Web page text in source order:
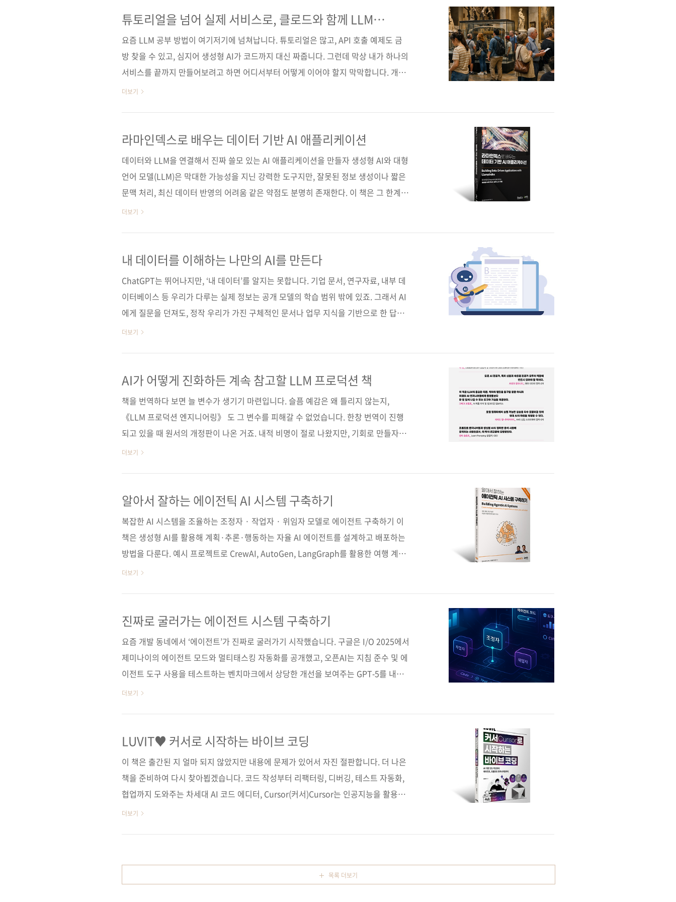
다루며, LLM을 활용한 AI 서비스 개발의 전체 흐름을 경험할 수 있도록 구성했다. 도서
튜토리얼을 넘어 실제 서비스로, 클로드와 함께 LLM
프로젝트 제대로 만드는 책
요즘 LLM 공부 방법이 여기저기에 넘쳐납니다. 튜토리얼은 많고, API 호출 예제도 금
방 찾을 수 있고, 심지어 생성형 AI가 코드까지 대신 짜줍니다. 그런데 막상 내가 하나의
서비스를 끝까지 만들어보려고 하면 어디서부터 어떻게 이어야 할지 막막합니다. 개념
은 알겠는데 흐름이 안 잡히는 상태죠. 《LUVIT♥ 클로드와 함께하는 LLM 프로젝트
이 책의 핵심은 박물관 도슨트 봇 프로젝트입니다. 단순히 API를 호출해 응답을 받는 수
강하고, 나아가 예약을..
더보기
라마인덱스로 배우는 데이터 기반 AI 애플리케이션
데이터와 LLM을 연결해서 진짜 쓸모 있는 AI 애플리케이션을 만들자 생성형 AI와 대형
언어 모델(LLM)은 막대한 가능성을 지닌 강력한 도구지만, 잘못된 정보 생성이나 짧은
문맥 처리, 최신 데이터 반영의 어려움 같은 약점도 분명히 존재한다. 이 책은 그 한계를
극복할 수 있는 검색 증강 생성(RAG)과 LlamaIndex 활용법을 구체적으로 안내하며,
는다. 기본 개념에서 출발해 챗봇과 에이전트 구축, 사용자 정의와 실제 배포 전략까지
더보기
내 데이터를 이해하는 나만의 AI를 만든다
ChatGPT는 뛰어나지만, ‘내 데이터’를 알지는 못합니다. 기업 문서, 연구자료, 내부 데
이터베이스 등 우리가 다루는 실제 정보는 공개 모델의 학습 범위 밖에 있죠. 그래서 AI
에게 질문을 던져도, 정작 우리가 가진 구체적인 문서나 업무 지식을 기반으로 한 답변
은 얻기 어렵습니다. 결국 AI의 잠재력을 제대로 활용하려면, 내 데이터를 이해하고 활
generation, 검색 증강 생성)가 주목받는 이유입니다. 이번에 출간 예정인 《라마인덱
더보기
AI가 어떻게 진화하든 계속 참고할 LLM 프로덕션 책
책을 번역하다 보면 늘 변수가 생기기 마련입니다. 슬픔 예감은 왜 틀리지 않는지,
《LLM 프로덕션 엔지니어링》 도 그 변수를 피해갈 수 없었습니다. 한창 번역이 진행
되고 있을 때 원서의 개정판이 나온 거죠. 내적 비명이 절로 나왔지만, 기회로 만들자고
생각했습니다. 새로 추가된 내용을 담고, 더는 쓸 수 없는 기술은 덜어내고, 코드까지 다
정이 보여주듯이 LLM 분야는 그야말로 숨가쁘게 변하고 있습니다. 불과 몇 년 전만 해
다. 이제는 'AI가 과연 도움..
더보기
알아서 잘하는 에이전틱 AI 시스템 구축하기
복잡한 AI 시스템을 조율하는 조정자 · 작업자 · 위임자 모델로 에이전트 구축하기 이
책은 생성형 AI를 활용해 계획·추론·행동하는 자율 AI 에이전트를 설계하고 배포하는
방법을 다룬다. 예시 프로젝트로 CrewAI, AutoGen, LangGraph를 활용한 여행 계획
에이전트를 만들어보면서 메타 추론, 자기 설명, 전략적 계획, 다중 에이전트 조정 등의
울 수 있다. 단순 작업 수행을 넘어 인간의 개입을 최소화하면서 스스로 판단하고 행동
11번..
더보기
진짜로 굴러가는 에이전트 시스템 구축하기
요즘 개발 동네에서 ‘에이전트’가 진짜로 굴러가기 시작했습니다. 구글은 I/O 2025에서
제미나이의 에이전트 모드와 멀티태스킹 자동화를 공개했고, 오픈AI는 지침 준수 및 에
이전트 도구 사용을 테스트하는 벤치마크에서 상당한 개선을 보여주는 GPT‑5를 내놨
습니다. 개발 환경 쪽에선 깃허브 코파일럿의 에이전트 모드가 확장되며 DevOps 워크
건 단순한 '에이전트 맛보기'가 아닙니다. 우리는 입문서가 아니라, 실무에서 통하는 에
습니다. 이 책은 생성형 AI와..
더보기
LUVIT♥ 커서로 시작하는 바이브 코딩
이 책은 출간된 지 얼마 되지 않았지만 내용에 문제가 있어서 자진 절판합니다. 더 나은
책을 준비하여 다시 찾아뵙겠습니다. 코드 작성부터 리팩터링, 디버깅, 테스트 자동화,
협업까지 도와주는 차세대 AI 코드 에디터, Cursor(커서)Cursor는 인공지능을 활용하
여 효율적으로 프로그래밍 작업을 할 수 있도록 도와주는 차세대 코드 에디터다. 이 책
가 맥락을 파악하여 일관성 있는 코드를 제안하게 한다. 영화 정보는 SQLite 데이터..
더보기
목록 더보기